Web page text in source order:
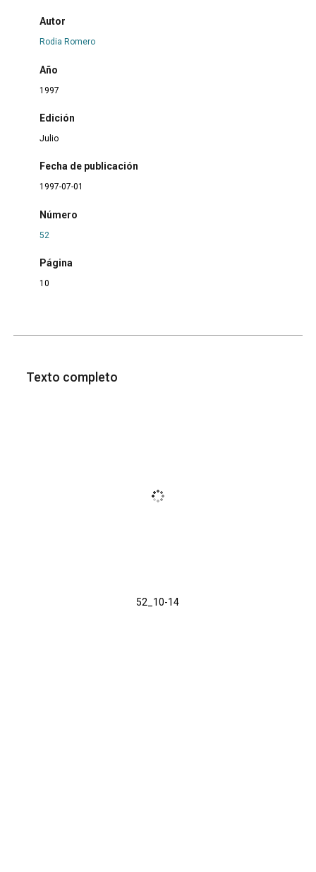
Autor
Rodia Romero
Año
1997
Edición
Julio
Fecha de publicación
1997-07-01
Número
52
Página
10
Texto completo
52_10-14